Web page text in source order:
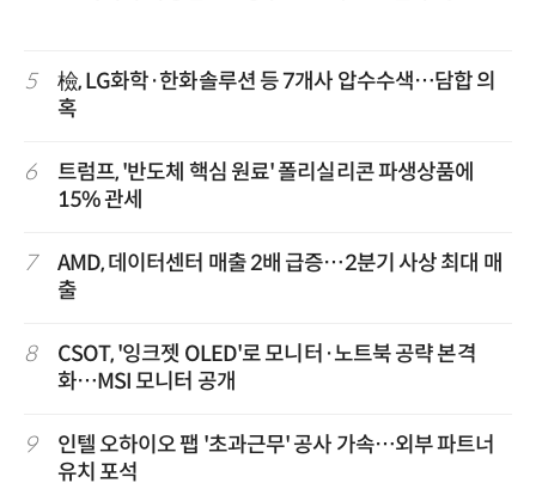
5
檢, LG화학·한화솔루션 등 7개사 압수수색…담합 의
혹
6
트럼프, '반도체 핵심 원료' 폴리실리콘 파생상품에
15% 관세
7
AMD, 데이터센터 매출 2배 급증…2분기 사상 최대 매
출
8
CSOT, '잉크젯 OLED'로 모니터·노트북 공략 본격
화…MSI 모니터 공개
9
인텔 오하이오 팹 '초과근무' 공사 가속…외부 파트너
유치 포석